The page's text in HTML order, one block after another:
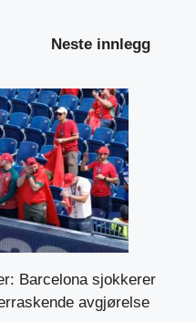
Neste innlegg
Barcelona sjokkerer
avgjørelse